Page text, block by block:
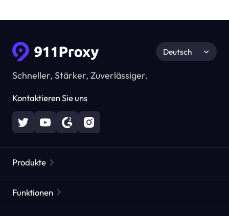
Schneller, Stärker, Zuverlässiger.
Kontaktieren Sie uns
Deutsch
Produkte
Funktionen